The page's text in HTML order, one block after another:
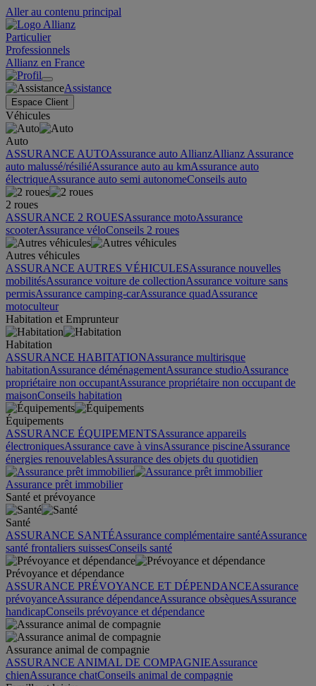
Aller au contenu principal
Particulier
Professionnels
Allianz en France
Assistance
Espace Client
Véhicules
Auto
ASSURANCE AUTOAssurance auto AllianzAllianz Assurance
auto malussé/résiliéAssurance auto au kmAssurance auto
électriqueAssurance auto semi autonomeConseils auto
2 roues
ASSURANCE 2 ROUESAssurance motoAssurance
scooterAssurance véloConseils 2 roues
Autres véhicules
ASSURANCE AUTRES VÉHICULESAssurance nouvelles
mobilitésAssurance voiture de collectionAssurance voiture sans
permisAssurance camping-carAssurance quadAssurance
motoculteur
Habitation et Emprunteur
Habitation
ASSURANCE HABITATIONAssurance multirisque
habitationAssurance déménagementAssurance studioAssurance
propriétaire non occupantAssurance propriétaire non occupant de
maisonConseils habitation
Équipements
ASSURANCE ÉQUIPEMENTSAssurance appareils
électroniquesAssurance cave à vinsAssurance piscineAssurance
énergies renouvelablesAssurance des objets du quotidien
Assurance prêt immobilier
Santé et prévoyance
Santé
ASSURANCE SANTÉAssurance complémentaire santéAssurance
santé frontaliers suissesConseils santé
Prévoyance et dépendance
ASSURANCE PRÉVOYANCE ET DÉPENDANCEAssurance
prévoyanceAssurance dépendanceAssurance obsèquesAssurance
handicapConseils prévoyance et dépendance
Assurance animal de compagnie
ASSURANCE ANIMAL DE COMPAGNIEAssurance
chienAssurance chatConseils animal de compagnie